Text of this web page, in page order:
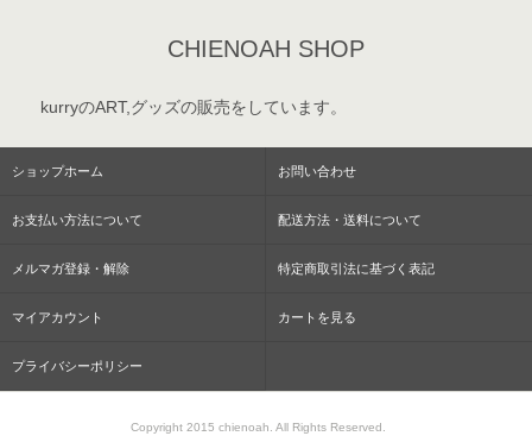
CHIENOAH SHOP
kurryのART,グッズの販売をしています。
ショップホーム お問い合わせ
お支払い方法について 配送方法・送料について
メルマガ登録・解除 特定商取引法に基づく表記
マイアカウント カートを見る
プライバシーポリシー
Copyright 2015 chienoah. All Rights Reserved.